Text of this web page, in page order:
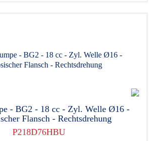
- BG2 - 18 cc - Zyl. Welle Ø16 -
Flansch - Rechtsdrehung
P218D76HBU